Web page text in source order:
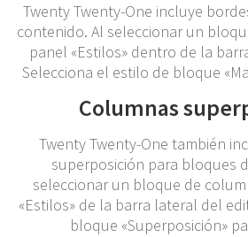
Twenty Twenty-One incluye
contenido. Al seleccionar un
panel «Estilos» dentro de la
Selecciona el estilo de bloque
Columnas
Twenty Twenty-One también
superposición para bloques
seleccionar un bloque de
«Estilos» de la barra lateral del
bloque «Superposición»